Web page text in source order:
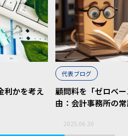
利かを考え
代表ブログ
顧問料を「ゼロベ
由：会計事務所の
2025.06.30